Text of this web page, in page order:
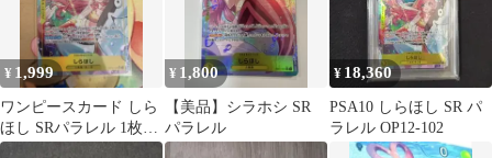
¥ 1,999
ワンピースカード しら
ほし SRパラレル 1枚
OP12-102
¥ 1,800
【美品】シラホシ SR
パラレル
¥ 18,360
PSA10 しらほし SR パ
ラレル OP12-102